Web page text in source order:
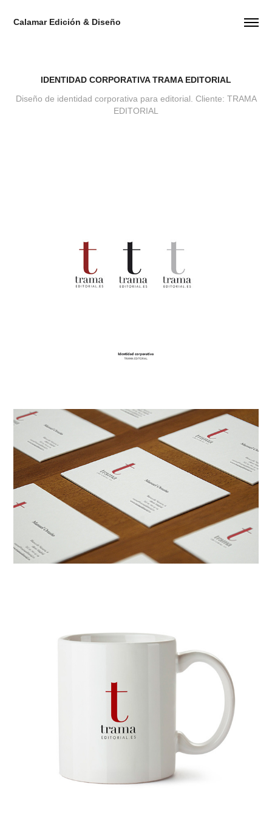
Calamar Edición & Diseño
IDENTIDAD CORPORATIVA TRAMA EDITORIAL
Diseño de identidad corporativa para editorial. Cliente: TRAMA